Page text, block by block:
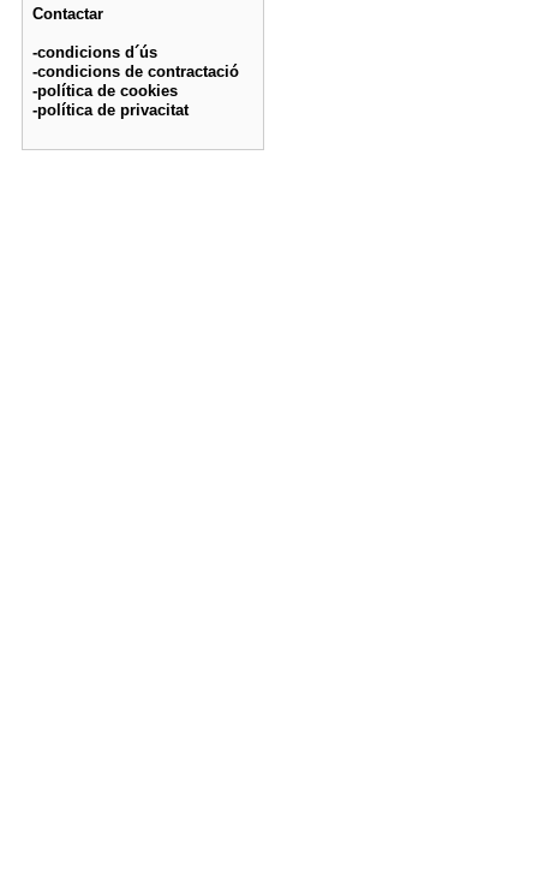
Contactar
-condicions d´ús
-condicions de contractació
-política de cookies
-política de privacitat